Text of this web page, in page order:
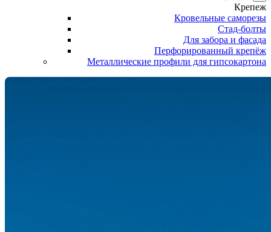
Крепеж
Кровельные саморезы
Стад-болты
Для забора и фасада
Перфорированный крепёж
Металлические профили для гипсокартона